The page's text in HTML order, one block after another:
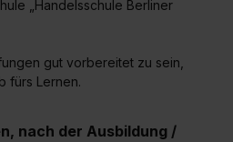
Einwilligung jederzeit mit
oder teilweise über unsere
Weitere Informationen zu den
„Handelsschule Berliner
gut vorbereitet zu sein,
fürs Lernen.
nach der Ausbildung /